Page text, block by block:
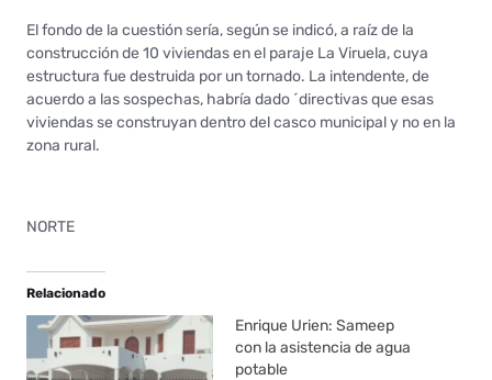
El fondo de la cuestión sería, según se indicó, a raíz de la
construcción de 10 viviendas en el paraje La Viruela, cuya
estructura fue destruida por un tornado. La intendente, de
acuerdo a las sospechas, habría dado ´directivas que esas
viviendas se construyan dentro del casco municipal y no en la
zona rural.
NORTE
Relacionado
Enrique Urien: Sameep
con la asistencia de agua
potable